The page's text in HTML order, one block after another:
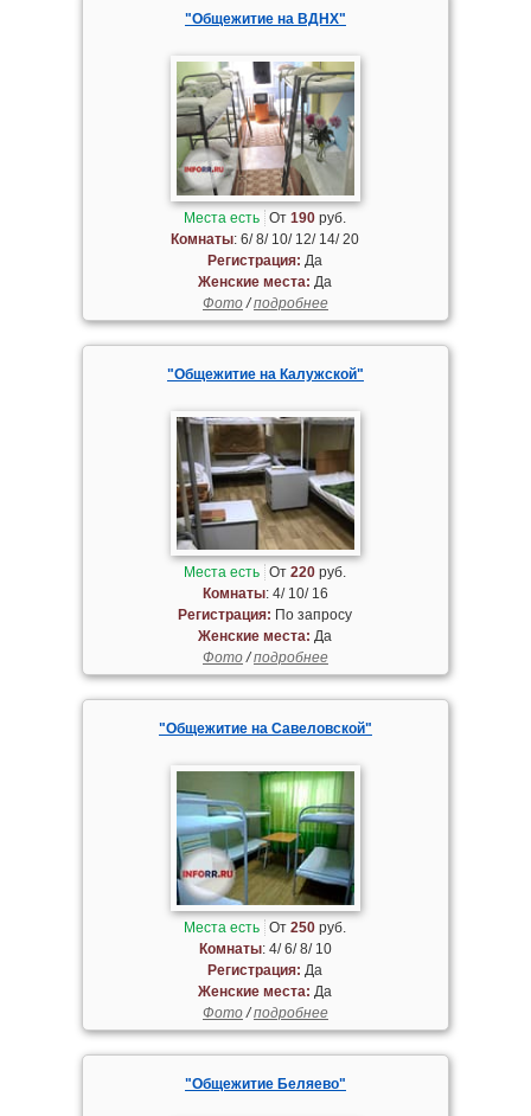
"Общежитие на ВДНХ"
Места есть От190 руб.
Комнаты: 6/ 8/ 10/ 12/ 14/ 20
Регистрация: Да
Женские места: Да
Фото/подробнее
"Общежитие на Калужской"
Места есть От220 руб.
Комнаты: 4/ 10/ 16
Регистрация: По запросу
Женские места: Да
Фото/подробнее
"Общежитие на Савеловской"
Места есть От250 руб.
Комнаты: 4/ 6/ 8/ 10
Регистрация: Да
Женские места: Да
Фото/подробнее
"Общежитие Беляево"